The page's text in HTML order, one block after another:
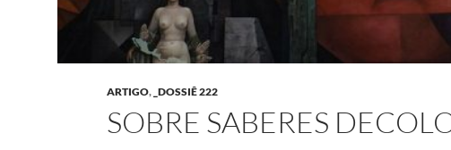
ARTIGO, _DOSSIÊ 222
SOBRE SABERES